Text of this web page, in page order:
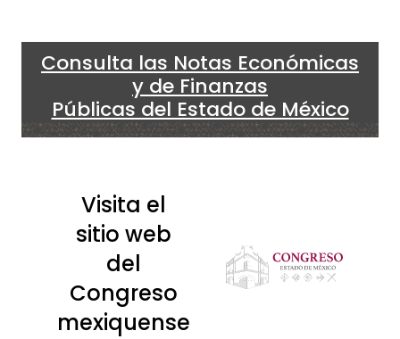
autoridades y
gobernados.
Consulta las Notas Económicas
y de Finanzas
Públicas del Estado de México
Visita el
sitio web
del
Congreso
mexiquense